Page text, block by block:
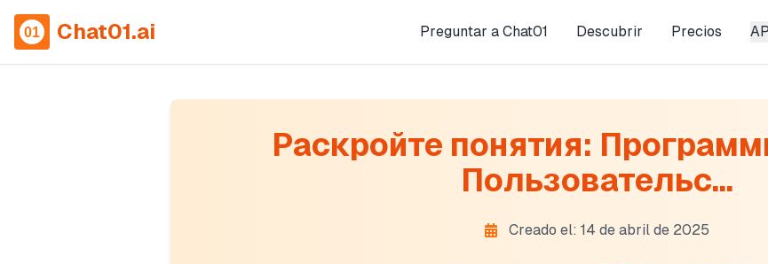
Chat01.ai Preguntar a Chat01 Descubrir Precios
Раскройте понятия:
Пользовательс...
Creado el: 14 de abril de 2025